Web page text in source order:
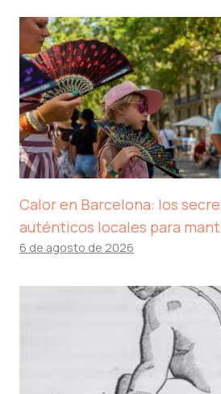
Calor en Barcelona: los
auténticos locales para
6 de agosto de 2026